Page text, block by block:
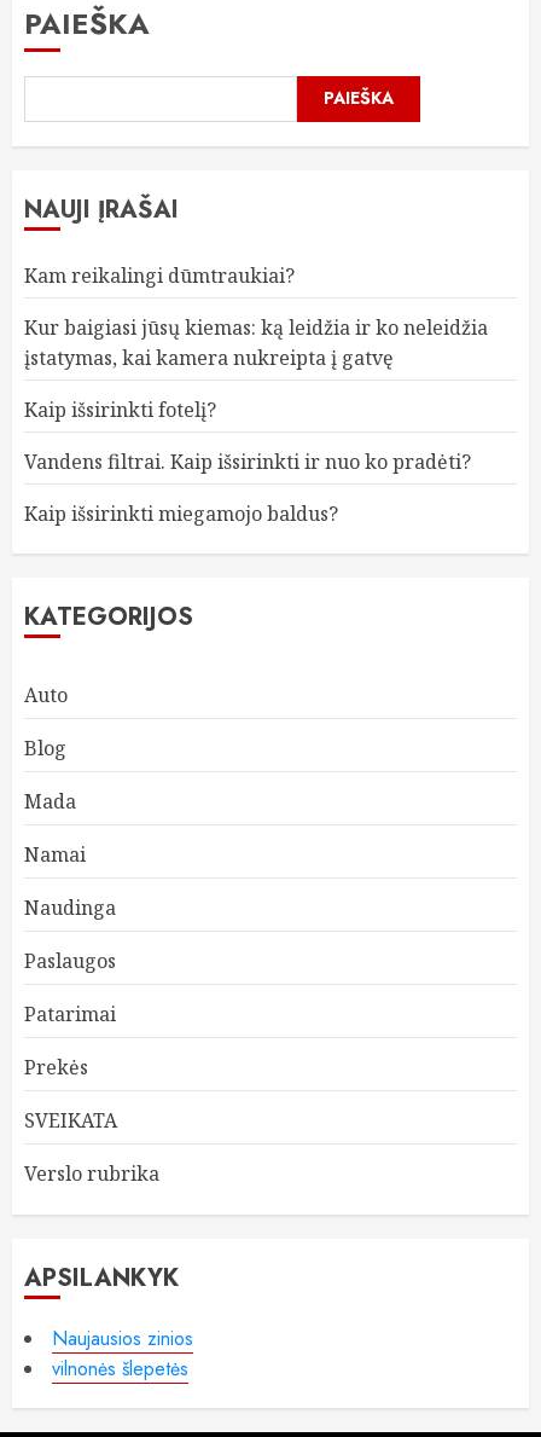
PAIEŠKA
PAIEŠKA
NAUJI ĮRAŠAI
Kam reikalingi dūmtraukiai?
Kur baigiasi jūsų kiemas: ką leidžia ir ko neleidžia
įstatymas, kai kamera nukreipta į gatvę
Kaip išsirinkti fotelį?
Vandens filtrai. Kaip išsirinkti ir nuo ko pradėti?
Kaip išsirinkti miegamojo baldus?
KATEGORIJOS
Auto
Blog
Mada
Namai
Naudinga
Paslaugos
Patarimai
Prekės
SVEIKATA
Verslo rubrika
APSILANKYK
Naujausios zinios
vilnonės šlepetės